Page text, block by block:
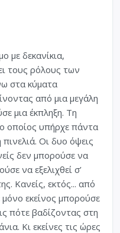
με δεκανίκια,
τους ρόλους των
στα κύματα
από μια μεγάλη
μια έκπληξη. Τη
οποίος υπήρχε πάντα
Οι δυο όψεις
δεν μπορούσε να
να εξελιχθεί σ’
Κανείς, εκτός... από
εκείνος μπορούσε
πότε βαδίζοντας στη
Κι εκείνες τις ώρες